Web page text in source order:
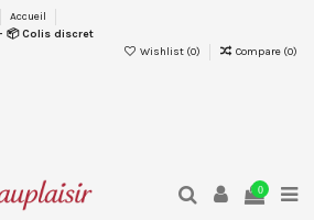
Accueil
📦 Colis discret
Wishlist (0) Compare (0)
0